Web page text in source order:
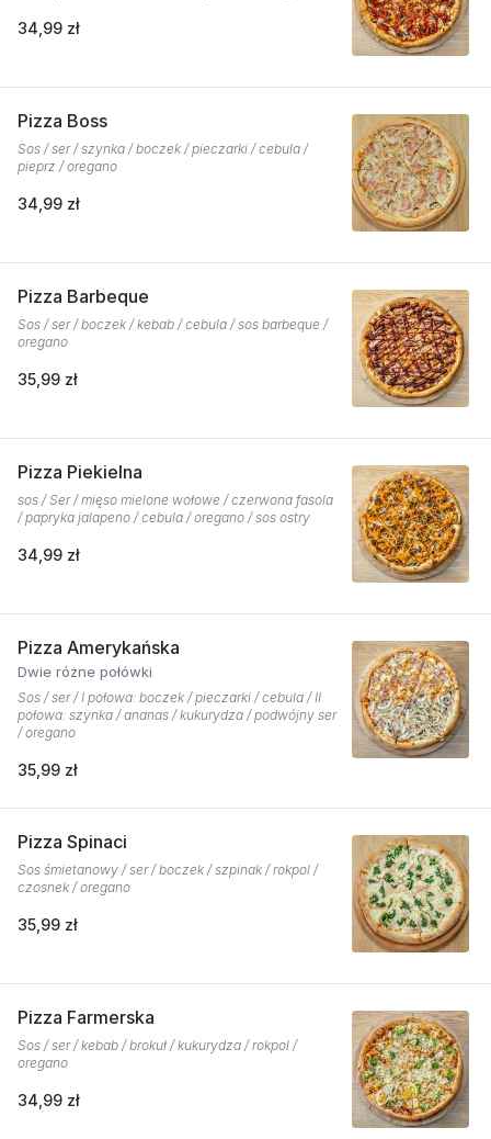
34,99 zł
Pizza Boss
Sos / ser / szynka / boczek / pieczarki / cebula /
pieprz / oregano
34,99 zł
Pizza Barbeque
Sos / ser / boczek / kebab / cebula / sos barbeque /
oregano
35,99 zł
Pizza Piekielna
sos / Ser / mięso mielone wołowe / czerwona fasola
/ papryka jalapeno / cebula / oregano / sos ostry
34,99 zł
Pizza Amerykańska
Dwie różne połówki
Sos / ser / I połowa: boczek / pieczarki / cebula / II
połowa: szynka / ananas / kukurydza / podwójny ser
/ oregano
35,99 zł
Pizza Spinaci
Sos śmietanowy / ser / boczek / szpinak / rokpol /
czosnek / oregano
35,99 zł
Pizza Farmerska
Sos / ser / kebab / brokuł / kukurydza / rokpol /
oregano
34,99 zł